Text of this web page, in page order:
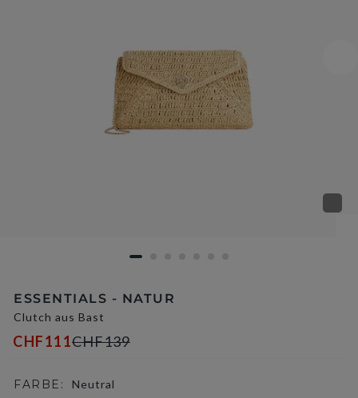
ESSENTIALS - NATUR
Clutch aus Bast
CHF111CHF139
FARBE: Neutral